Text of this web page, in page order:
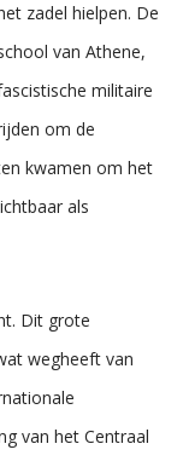
zadel hielpen. De
van Athene,
militaire
om de
kwamen om het
als
Dit grote
wegheeft van
van het Centraal